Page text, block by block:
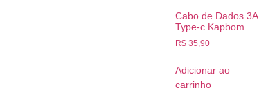
Cabo de Dados 3A
Type-c Kapbom
R$ 35,90
Adicionar ao
carrinho